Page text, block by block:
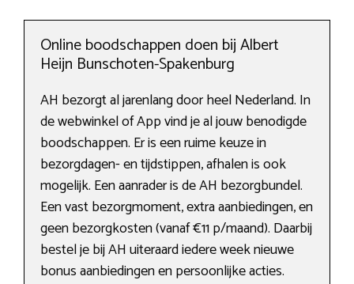
Online boodschappen doen bij Albert
Heijn Bunschoten-Spakenburg
AH bezorgt al jarenlang door heel Nederland. In
de webwinkel of App vind je al jouw benodigde
boodschappen. Er is een ruime keuze in
bezorgdagen- en tijdstippen, afhalen is ook
mogelijk. Een aanrader is de AH bezorgbundel.
Een vast bezorgmoment, extra aanbiedingen, en
geen bezorgkosten (vanaf €11 p/maand). Daarbij
bestel je bij AH uiteraard iedere week nieuwe
bonus aanbiedingen en persoonlijke acties.